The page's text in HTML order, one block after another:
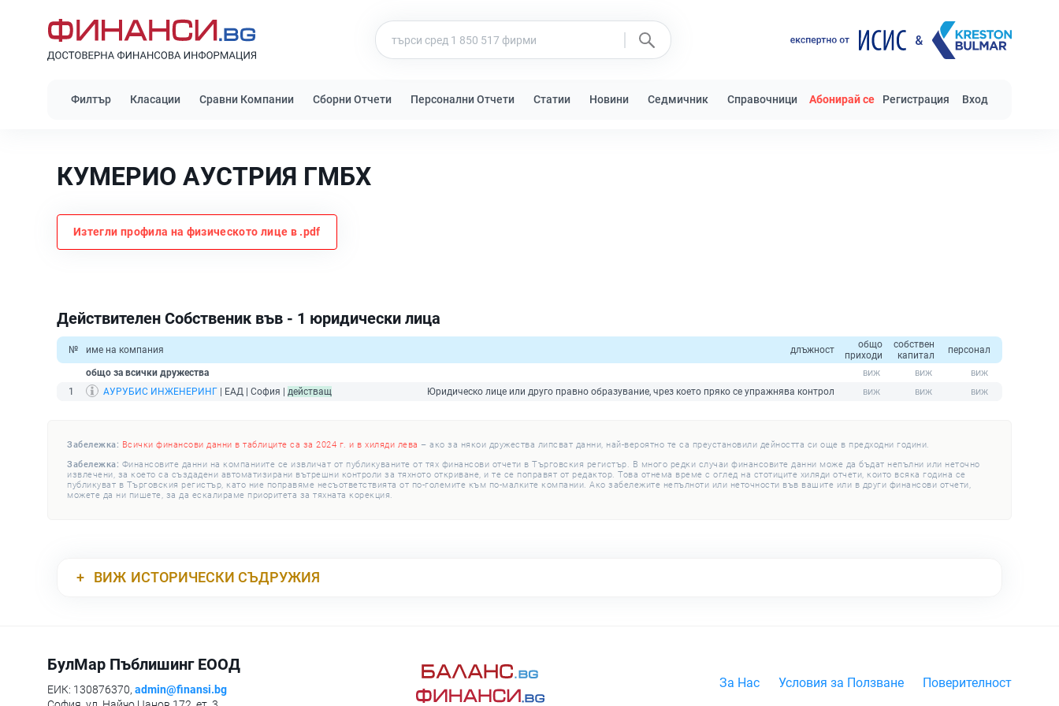
Филтър Класации Сравни Компании Сборни Отчети Персонални Отчети Статии Новини Седмичник Справочници Абонирай се Регистрация Вход
КУМЕРИО АУСТРИЯ ГМБХ
Изтегли профила на физическото лице в .pdf
Действителен Собственик във - 1 юридически лица
№ име на компания длъжност
общо
приходи
собствен
капитал
персонал
общо за всички дружества
1
АУРУБИС ИНЖЕНЕРИНГ | ЕАД | София | действащ Юридическо лице или друго правно образувание, чрез което пряко се упражнява контрол
Забележка: Всички финансови данни в таблиците са за 2024 г. и в хиляди лева – ако за някои дружества липсват данни, най-вероятно те са преустановили дейността си още в предходни години.
Забележка: Финансовите данни на компаниите се извличат от публикуваните от тях финансови отчети в Търговския регистър. В много редки случаи финансовите данни може да бъдат непълни или неточно
извлечени, за което са създадени автоматизирани вътрешни контроли за тяхното откриване, и те се поправят от редактор. Това отнема време с оглед на стотиците хиляди отчети, които всяка година се
публикуват в Търговския регистър, като ние поправяме несъответствията от по-големите към по-малките компании. Ако забележите непълноти или неточности във вашите или в други финансови отчети,
можете да ни пишете, за да ескалираме приоритета за тяхната корекция.
ВИЖ ИСТОРИЧЕСКИ СЪДРУЖИЯ
БулМар Пъблишинг ЕООД
ЕИК: 130876370, admin@finansi.bg
За Нас Условия за Ползване Поверителност